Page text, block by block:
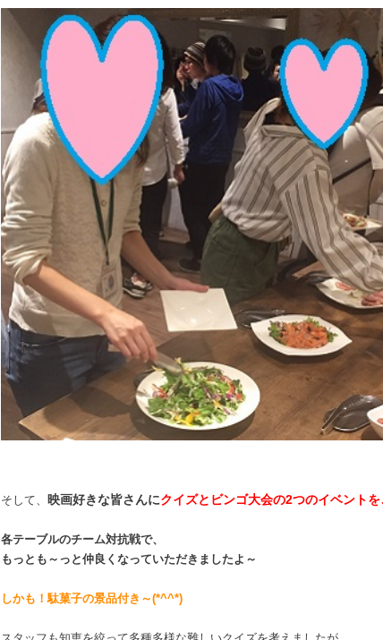
そして、 映画好きな皆さんにクイズとビンゴ大会の2つのイベントを
各テーブルのチーム対抗戦で、
もっとも～っと仲良くなっていただきましたよ～
しかも！駄菓子の景品付き～(*^^*)